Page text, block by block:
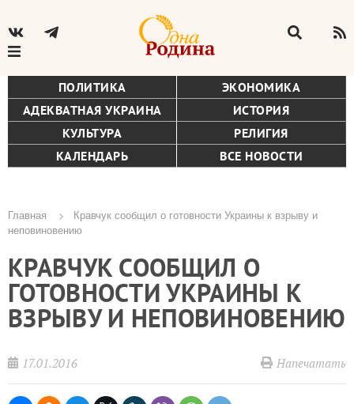
ПОЛИТИКА
ЭКОНОМИКА
АДЕКВАТНАЯ УКРАИНА
ИСТОРИЯ
КУЛЬТУРА
РЕЛИГИЯ
КАЛЕНДАРЬ
ВСЕ НОВОСТИ
Строка
навигации
Главная
Кравчук сообщил о готовности Украины к взрыву и
неповиновению
КРАВЧУК СООБЩИЛ О
ГОТОВНОСТИ УКРАИНЫ К
ВЗРЫВУ И НЕПОВИНОВЕНИЮ
17.01.2016 Напечатать